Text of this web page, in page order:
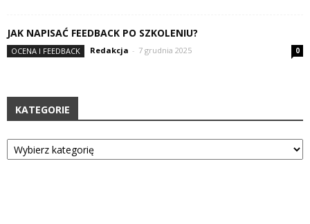
JAK NAPISAĆ FEEDBACK PO SZKOLENIU?
OCENA I FEEDBACK Redakcja - 7 grudnia 2025 0
KATEGORIE
Kategorie